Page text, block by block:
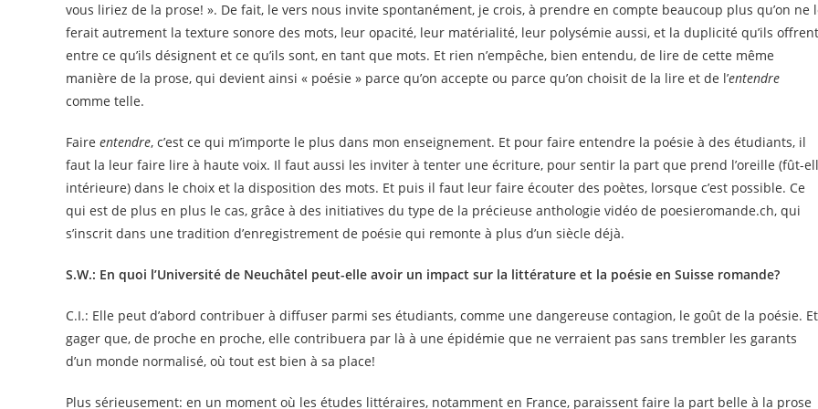
vous liriez de la prose! ». De fait, le vers nous invite spontanément, je crois, à prendre en compte beaucoup plus qu’on ne
ferait autrement la texture sonore des mots, leur opacité, leur matérialité, leur polysémie aussi, et la duplicité qu’ils offrent
entre ce qu’ils désignent et ce qu’ils sont, en tant que mots. Et rien n’empêche, bien entendu, de lire de cette même
manière de la prose, qui devient ainsi « poésie » parce qu’on accepte ou parce qu’on choisit de la lire et de l’entendre
comme telle.
Faire entendre, c’est ce qui m’importe le plus dans mon enseignement. Et pour faire entendre la poésie à des étudiants, il
faut la leur faire lire à haute voix. Il faut aussi les inviter à tenter une écriture, pour sentir la part que prend l’oreille (fût-
intérieure) dans le choix et la disposition des mots. Et puis il faut leur faire écouter des poètes, lorsque c’est possible. Ce
qui est de plus en plus le cas, grâce à des initiatives du type de la précieuse anthologie vidéo de poesieromande.ch, qui
s’inscrit dans une tradition d’enregistrement de poésie qui remonte à plus d’un siècle déjà.
S.W.: En quoi l’Université de Neuchâtel peut-elle avoir un impact sur la littérature et la poésie en Suisse romande?
C.I.: Elle peut d’abord contribuer à diffuser parmi ses étudiants, comme une dangereuse contagion, le goût de la poésie. Et
gager que, de proche en proche, elle contribuera par là à une épidémie que ne verraient pas sans trembler les garants
d’un monde normalisé, où tout est bien à sa place!
Plus sérieusement: en un moment où les études littéraires, notamment en France, paraissent faire la part belle à la prose